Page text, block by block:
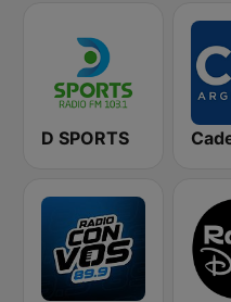
D SPORTS